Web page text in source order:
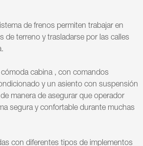
de frenos permiten trabajar en
de terreno y trasladarse por las calles
cabina , con comandos
y un asiento con suspensión
manera de asegurar que operador
segura y confortable durante muchas
con diferentes tipos de implementos